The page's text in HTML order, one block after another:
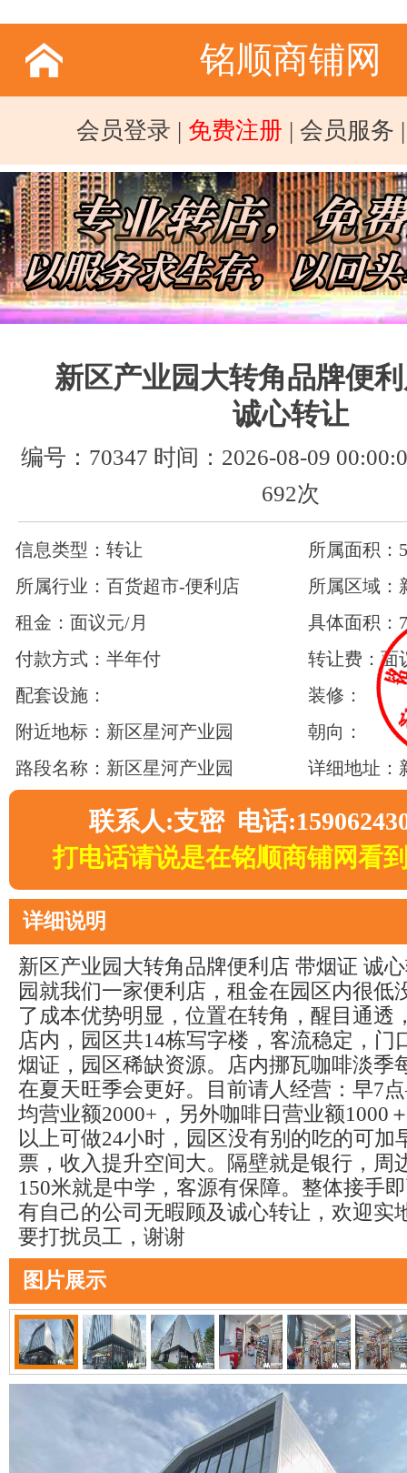
铭顺商铺网
会员登录 | 免费注册 | 会员服务
新区产业园大转角品牌便
诚心转让
编号：70347 时间：2026-08-09
692次
信息类型：转让
所属面积：
所属行业：百货超市-便利店
所属区域：
租金：面议元/月
具体面积：
付款方式：半年付
转让费：面
配套设施：
装修：
附近地标：新区星河产业园
朝向：
路段名称：新区星河产业园
详细地址：
联系人:支密 电话
打电话请说是在铭顺商铺网看
详细说明
新区产业园大转角品牌便利店 带烟证 诚
园就我们一家便利店，租金在园区内很低
了成本优势明显，位置在转角，醒目通透
店内，园区共14栋写字楼，客流稳定，门
烟证，园区稀缺资源。店内挪瓦咖啡淡季
在夏天旺季会更好。目前请人经营：早7
均营业额2000+，另外咖啡日营业额1000
以上可做24小时，园区没有别的吃的可加
票，收入提升空间大。隔壁就是银行，周
150米就是中学，客源有保障。整体接手
有自己的公司无暇顾及诚心转让，欢迎实
要打扰员工，谢谢
图片展示